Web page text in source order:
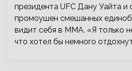
президента UFC Дану Уайта и
промоушен смешанных
видит себя в ММА. «Я только
что хотел бы немного